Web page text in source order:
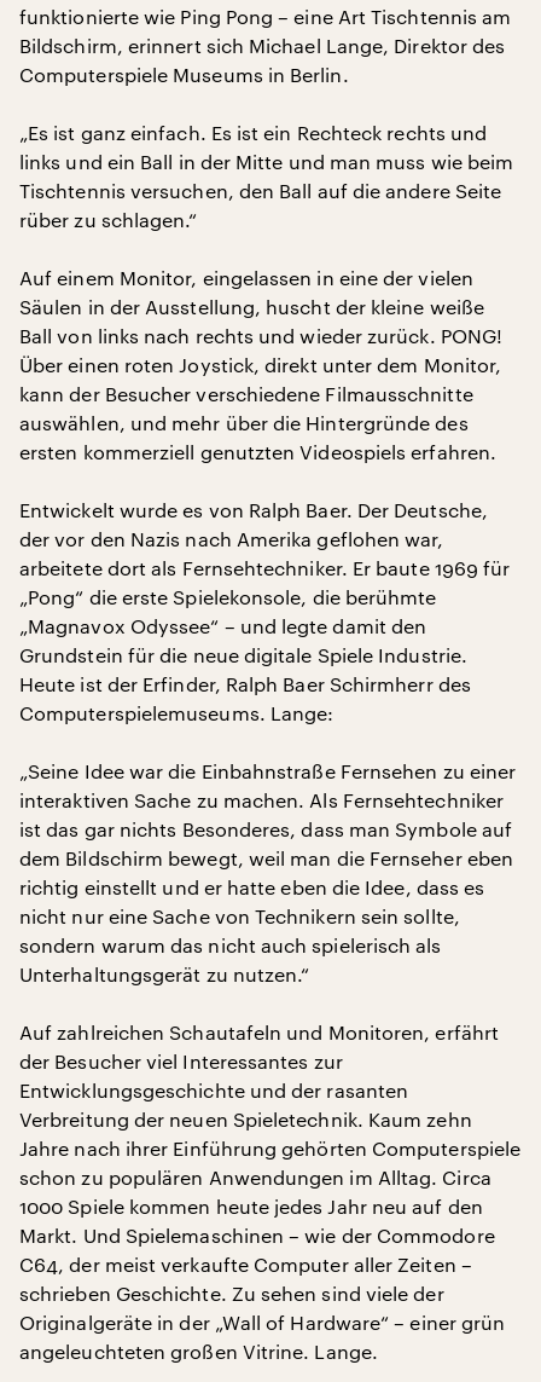
funktionierte wie Ping Pong – eine Art Tischtennis am
Bildschirm, erinnert sich Michael Lange, Direktor des
Computerspiele Museums in Berlin.
„Es ist ganz einfach. Es ist ein Rechteck rechts und
links und ein Ball in der Mitte und man muss wie beim
Tischtennis versuchen, den Ball auf die andere Seite
rüber zu schlagen.“
Auf einem Monitor, eingelassen in eine der vielen
Säulen in der Ausstellung, huscht der kleine weiße
Ball von links nach rechts und wieder zurück. PONG!
Über einen roten Joystick, direkt unter dem Monitor,
kann der Besucher verschiedene Filmausschnitte
auswählen, und mehr über die Hintergründe des
ersten kommerziell genutzten Videospiels erfahren.
Entwickelt wurde es von Ralph Baer. Der Deutsche,
der vor den Nazis nach Amerika geflohen war,
arbeitete dort als Fernsehtechniker. Er baute 1969 für
„Pong“ die erste Spielekonsole, die berühmte
„Magnavox Odyssee“ – und legte damit den
Grundstein für die neue digitale Spiele Industrie.
Heute ist der Erfinder, Ralph Baer Schirmherr des
Computerspielemuseums. Lange:
„Seine Idee war die Einbahnstraße Fernsehen zu einer
interaktiven Sache zu machen. Als Fernsehtechniker
ist das gar nichts Besonderes, dass man Symbole auf
dem Bildschirm bewegt, weil man die Fernseher eben
richtig einstellt und er hatte eben die Idee, dass es
nicht nur eine Sache von Technikern sein sollte,
sondern warum das nicht auch spielerisch als
Unterhaltungsgerät zu nutzen.“
Auf zahlreichen Schautafeln und Monitoren, erfährt
der Besucher viel Interessantes zur
Entwicklungsgeschichte und der rasanten
Verbreitung der neuen Spieletechnik. Kaum zehn
Jahre nach ihrer Einführung gehörten Computerspiele
schon zu populären Anwendungen im Alltag. Circa
1000 Spiele kommen heute jedes Jahr neu auf den
Markt. Und Spielemaschinen – wie der Commodore
C64, der meist verkaufte Computer aller Zeiten –
schrieben Geschichte. Zu sehen sind viele der
Originalgeräte in der „Wall of Hardware“ – einer grün
angeleuchteten großen Vitrine. Lange.